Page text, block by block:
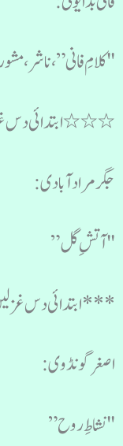
"کلامِ فانی”، ناشر،
٭٭٭ابتدائی دس
جگر مرادآبادی:
"آتشِ گل”
***ابتدائی دس
اصغر گونڈوی:
"نشاطِ روح”